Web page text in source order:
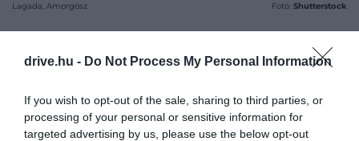
drive.hu - Do Not Process My Personal Information
If you wish to opt-out of the sale, sharing to third parties, or
processing of your personal or sensitive information for
targeted advertising by us, please use the below opt-out
Lagada, Amorgósz Fotó: Shutterstock
A két legfontosabb kikötőnekKatapolaésLagada
legismertebb települései. Mindkét helyen strandok,
éttermek és hangulatos görög bárok sokasága